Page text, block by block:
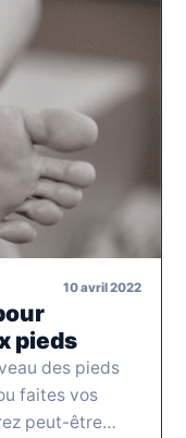
10 avril 2022
pieds
des pieds
faites vos
peut-être…